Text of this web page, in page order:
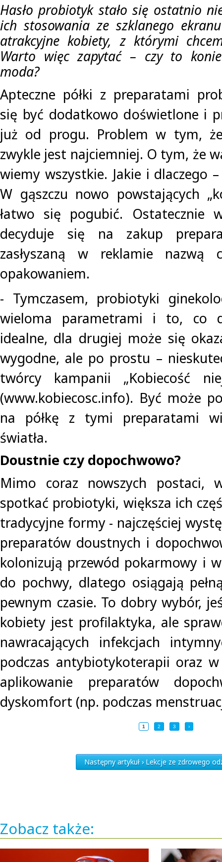
Hasło probiotyk stało się ostatnio
ich stosowania ze szklanego
atrakcyjne kobiety, z którymi
Warto więc zapytać – czy to
moda?
Apteczne półki z preparatami
się być dodatkowo doświetlone i
już od progu. Problem w tym,
zwykle jest najciemniej. O tym, że
wiemy wszystkie. Jakie i dlaczego
W gąszczu nowo powstających
łatwo się pogubić. Ostatecznie
decyduje się na zakup
zasłyszaną w reklamie nazwą
opakowaniem.
- Tymczasem, probiotyki
wieloma parametrami i to, co
idealne, dla drugiej może się
wygodne, ale po prostu –
twórcy kampanii „Kobiecość
(www.kobiecosc.info). Być może
na półkę z tymi preparatami
światła.
Doustnie czy dopochwowo?
Mimo coraz nowszych postaci,
spotkać probiotyki, większa ich
tradycyjne formy - najczęściej
preparatów doustnych i
kolonizują przewód pokarmowy i
do pochwy, dlatego osiągają
pewnym czasie. To dobry wybór,
kobiety jest profilaktyka, ale
nawracających infekcjach
podczas antybiotykoterapii oraz
aplikowanie preparatów
dyskomfort (np. podczas
1 2 3 ›
Następny artykuł › Lekcje ze zdrowego
Zobacz także: